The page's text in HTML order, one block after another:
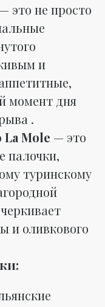
— это не просто
и
момент дня
.
Mole — это
палочки,
туринскому
и оливкового